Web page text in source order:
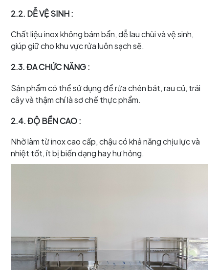
2.2. DỄ VỆ SINH:
Chất liệu inox không bám bẩn, dễ lau chùi và vệ sinh,
giúp giữ cho khu vực rửa luôn sạch sẽ.
2.3. ĐA CHỨC NĂNG:
Sản phẩm có thể sử dụng để rửa chén bát, rau củ, trái
cây và thậm chí là sơ chế thực phẩm.
2.4. ĐỘ BỀN CAO:
Nhờ làm từ inox cao cấp, chậu có khả năng chịu lực và
nhiệt tốt, ít bị biến dạng hay hư hỏng.